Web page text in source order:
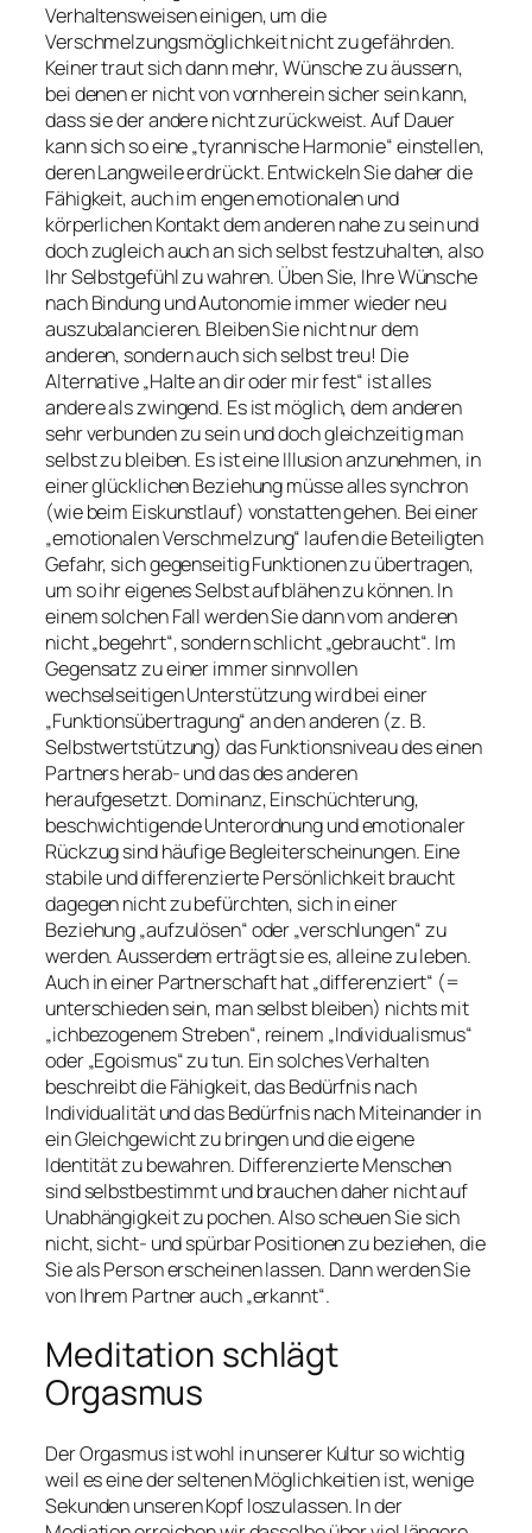
Verhaltensweisen einigen, um die
Verschmelzungsmöglichkeit nicht zu gefährden.
Keiner traut sich dann mehr, Wünsche zu äussern,
bei denen er nicht von vornherein sicher sein kann,
dass sie der andere nicht zurückweist. Auf Dauer
kann sich so eine „tyrannische Harmonie“ einstellen,
deren Langweile erdrückt. Entwickeln Sie daher die
Fähigkeit, auch im engen emotionalen und
körperlichen Kontakt dem anderen nahe zu sein und
doch zugleich auch an sich selbst festzuhalten, also
Ihr Selbstgefühl zu wahren. Üben Sie, Ihre Wünsche
nach Bindung und Autonomie immer wieder neu
auszubalancieren. Bleiben Sie nicht nur dem
anderen, sondern auch sich selbst treu! Die
Alternative „Halte an dir oder mir fest“ ist alles
andere als zwingend. Es ist möglich, dem anderen
sehr verbunden zu sein und doch gleichzeitig man
selbst zu bleiben. Es ist eine Illusion anzunehmen, in
einer glücklichen Beziehung müsse alles synchron
(wie beim Eiskunstlauf) vonstatten gehen. Bei einer
„emotionalen Verschmelzung“ laufen die Beteiligten
Gefahr, sich gegenseitig Funktionen zu übertragen,
um so ihr eigenes Selbst aufblähen zu können. In
einem solchen Fall werden Sie dann vom anderen
nicht „begehrt“, sondern schlicht „gebraucht“. Im
Gegensatz zu einer immer sinnvollen
wechselseitigen Unterstützung wird bei einer
„Funktionsübertragung“ an den anderen (z. B.
Selbstwertstützung) das Funktionsniveau des einen
Partners herab- und das des anderen
heraufgesetzt. Dominanz, Einschüchterung,
beschwichtigende Unterordnung und emotionaler
Rückzug sind häufige Begleiterscheinungen. Eine
stabile und differenzierte Persönlichkeit braucht
dagegen nicht zu befürchten, sich in einer
Beziehung „aufzulösen“ oder „verschlungen“ zu
werden. Ausserdem erträgt sie es, alleine zu leben.
Auch in einer Partnerschaft hat „differenziert“ (=
unterschieden sein, man selbst bleiben) nichts mit
„ichbezogenem Streben“, reinem „Individualismus“
oder „Egoismus“ zu tun. Ein solches Verhalten
beschreibt die Fähigkeit, das Bedürfnis nach
Individualität und das Bedürfnis nach Miteinander in
ein Gleichgewicht zu bringen und die eigene
Identität zu bewahren. Differenzierte Menschen
sind selbstbestimmt und brauchen daher nicht auf
Unabhängigkeit zu pochen. Also scheuen Sie sich
nicht, sicht- und spürbar Positionen zu beziehen, die
Sie als Person erscheinen lassen. Dann werden Sie
von Ihrem Partner auch „erkannt“.
Meditation schlägt
Orgasmus
Der Orgasmus ist wohl in unserer Kultur so wichtig
weil es eine der seltenen Möglichkeitien ist, wenige
Sekunden unseren Kopf loszulassen. In der